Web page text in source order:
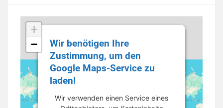
+
−
Wir benötigen Ihre
Zustimmung, um den
Google Maps-Service zu
laden!
Wir verwenden einen Service eines